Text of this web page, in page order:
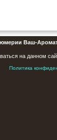
Ваш-
на данном
Политика